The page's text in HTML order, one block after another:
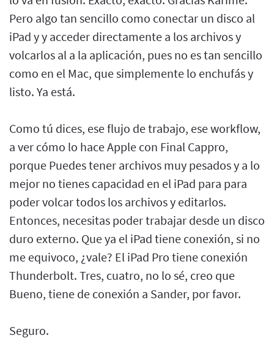
Pero algo tan sencillo como conectar un disco al
iPad y y acceder directamente a los archivos y
volcarlos al a la aplicación, pues no es tan sencillo
como en el Mac, que simplemente lo enchufás y
listo. Ya está.
Como tú dices, ese flujo de trabajo, ese workflow,
a ver cómo lo hace Apple con Final Cappro,
porque Puedes tener archivos muy pesados y a lo
mejor no tienes capacidad en el iPad para para
poder volcar todos los archivos y editarlos.
Entonces, necesitas poder trabajar desde un disco
duro externo. Que ya el iPad tiene conexión, si no
me equivoco, ¿vale? El iPad Pro tiene conexión
Thunderbolt. Tres, cuatro, no lo sé, creo que
Bueno, tiene de conexión a Sander, por favor.
Seguro.